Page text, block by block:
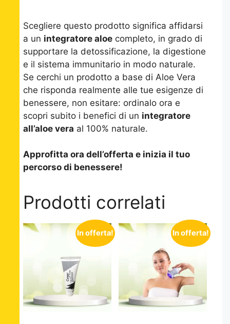
Scegliere questo prodotto significa affidarsi
a un integratore aloe completo, in grado di
supportare la detossificazione, la digestione
e il sistema immunitario in modo naturale.
Se cerchi un prodotto a base di Aloe Vera
che risponda realmente alle tue esigenze di
benessere, non esitare: ordinalo ora e
scopri subito i benefici di un integratore
all’aloe vera al 100% naturale.
Approfitta ora dell’offerta e inizia il tuo
percorso di benessere!
Prodotti correlati
In offerta! In offerta!